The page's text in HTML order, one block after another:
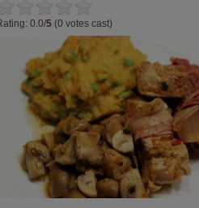
0.0/5 (0 votes cast)